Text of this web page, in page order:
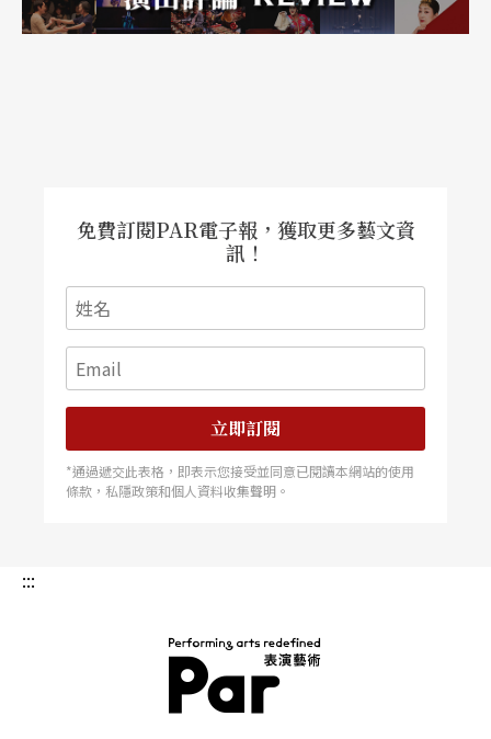
撒謊。」這應該不必那麼難吧。
這問題也是國內一些其他劇團會不斷面臨的問題，
翻譯劇本和本國劇本的差別。我認爲只要是導演別
人的劇本，都會遭遇詮釋的問題。《閹雞》、《碾
玉觀音》與《哈姆雷特》，和今日的觀衆和創作者
都有不同的共鳴和隔閡，端看如何以今日的現實和
思慮重新詮釋而已。在第二個層面上，涉及「編導
劇本。這是一種可能，但絕非唯一的可能。
我們確有過一些優秀的劇作家，但因整體劇場美學
停滯不前，他們的作品罕有被開發性地在劇場中重
免費訂閱PAR電子報，獲取更多藝文資
訊！
立即訂閱
*通過遞交此表格，即表示您接受並同意已閱讀本網站的使用
條款，私隱政策和個人資料收集聲明。
:::